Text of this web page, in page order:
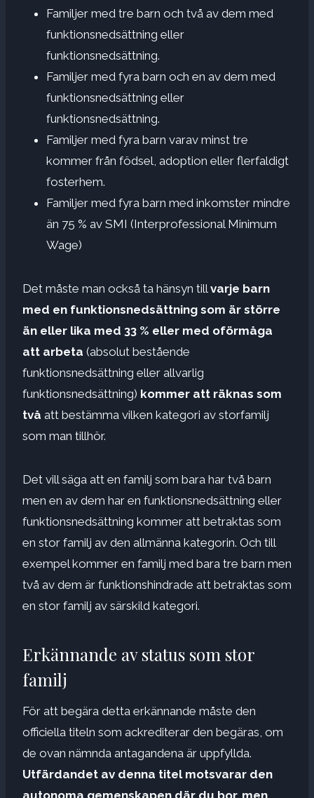
Familjer med tre barn och två av dem med
funktionsnedsättning eller
funktionsnedsättning.
Familjer med fyra barn och en av dem med
funktionsnedsättning eller
funktionsnedsättning.
Familjer med fyra barn varav minst tre
kommer från födsel, adoption eller flerfaldigt
fosterhem.
Familjer med fyra barn med inkomster mindre
än 75 % av SMI (Interprofessional Minimum
Wage)
Det måste man också ta hänsyn till varje barn
med en funktionsnedsättning som är större
än eller lika med 33 % eller med oförmåga
att arbeta (absolut bestående
funktionsnedsättning eller allvarlig
funktionsnedsättning) kommer att räknas som
två att bestämma vilken kategori av storfamilj
som man tillhör.
Det vill säga att en familj som bara har två barn
men en av dem har en funktionsnedsättning eller
funktionsnedsättning kommer att betraktas som
en stor familj av den allmänna kategorin. Och till
exempel kommer en familj med bara tre barn men
två av dem är funktionshindrade att betraktas som
en stor familj av särskild kategori.
Erkännande av status som stor
familj
För att begära detta erkännande måste den
officiella titeln som ackrediterar den begäras, om
de ovan nämnda antagandena är uppfyllda.
Utfärdandet av denna titel motsvarar den
autonoma gemenskapen där du bor, men